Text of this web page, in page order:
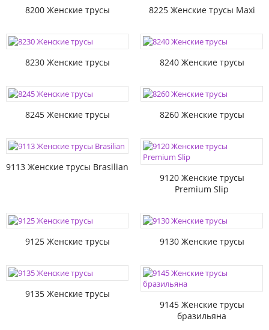
8200 Женские трусы 8225 Женские трусы Maxi
8230 Женские трусы 8240 Женские трусы
8245 Женские трусы 8260 Женские трусы
9113 Женские трусы Brasilian
9120 Женские трусы
Premium Slip
9125 Женские трусы 9130 Женские трусы
9135 Женские трусы
9145 Женские трусы
бразильяна